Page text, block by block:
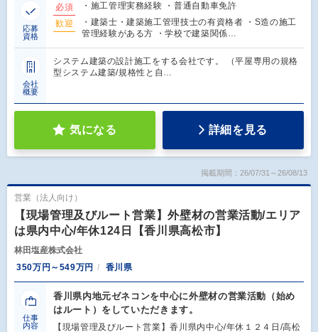
応募
資格
必須
・施工管理実務経験 ・普通自動車免許
歓迎
・建築士・建築施工管理技士の有資格者 ・S造の施工
管理経験がある方 ・学校で建築関係…
会社
概要
システム建築の設計施工をする会社です。 （平屋専用の規格
型システム建築/規格性と自…
気になる 詳細を見る
掲載期間：26/07/31～26/08/13
営業（法人向け）
【現場管理及びルート営業】外壁材の営業活動/エリア
は県内中心/年休124日【香川県高松市】
林田塩産株式会社
350万円～549万円
香川県
仕事
内容
香川県内地元ゼネコンを中心に外壁材の営業活動（始め
はルート）をしていただきます。
【現場管理及びルート営業】香川県内中心/年休１２４日/高松